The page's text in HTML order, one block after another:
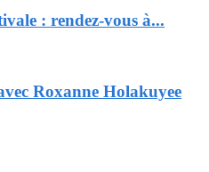
: rendez-vous à...
Roxanne Holakuyee